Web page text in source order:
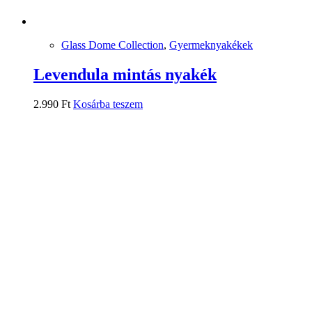
Glass Dome Collection, Gyermeknyakékek
Levendula mintás nyakék
2.990 Ft Kosárba teszem